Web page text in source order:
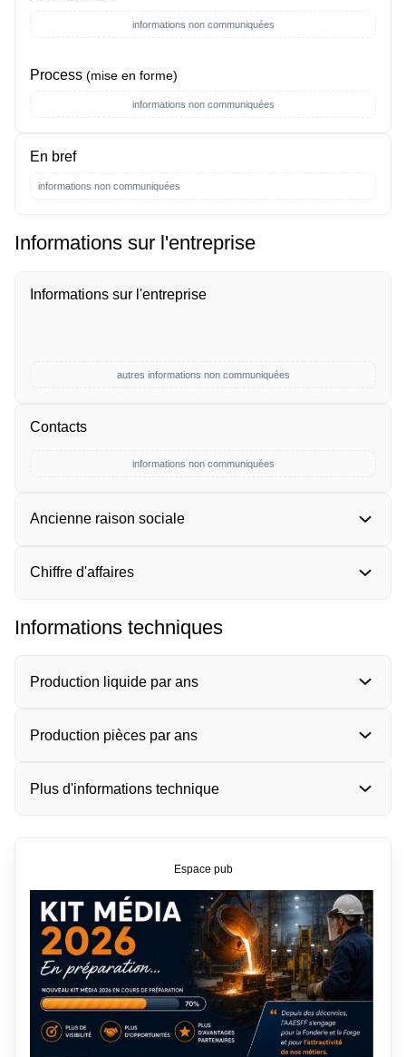
informations non communiquées
Process (mise en forme)
informations non communiquées
En bref
informations non communiquées
Informations sur l'entreprise
Informations sur l'entreprise
autres informations non communiquées
Contacts
informations non communiquées
Ancienne raison sociale
Chiffre d'affaires
Informations techniques
Production liquide par ans
Production pièces par ans
Plus d'informations technique
Espace pub